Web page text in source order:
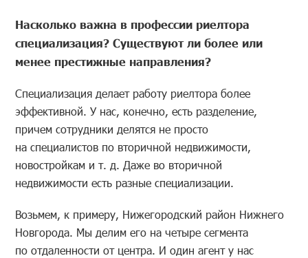
Насколько важна в профессии риелтора
специализация? Существуют ли более или
менее престижные направления?
Специализация делает работу риелтора более
эффективной. У нас, конечно, есть разделение,
причем сотрудники делятся не просто
на специалистов по вторичной недвижимости,
новостройкам и т. д. Даже во вторичной
недвижимости есть разные специализации.
Возьмем, к примеру, Нижегородский район Нижнего
Новгорода. Мы делим его на четыре сегмента
по отдаленности от центра. И один агент у нас